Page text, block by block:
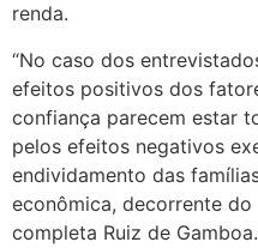
renda.
“No caso dos
efeitos positivos dos
confiança parecem estar
pelos efeitos negativos
endividamento das
econômica, decorrente do
completa Ruiz de Gamboa.